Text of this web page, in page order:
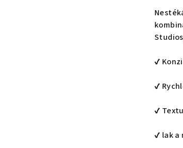
✔
✔
✔
✔ lak a